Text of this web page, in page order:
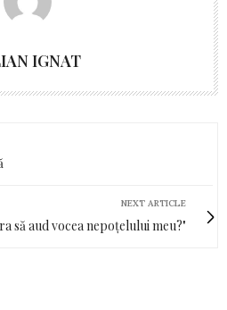
IGNAT
NEXT ARTICLE
să aud vocea nepoțelului meu?"